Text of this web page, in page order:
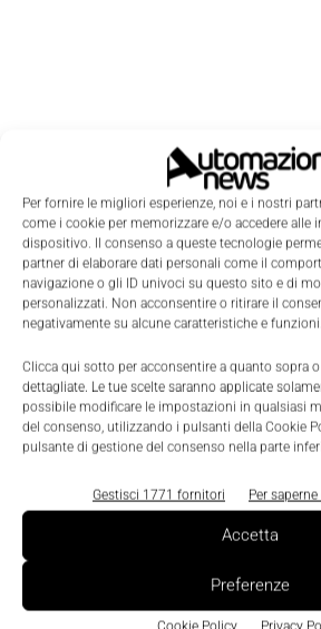
Per fornire le migliori esperienze, noi e i nostri
come i cookie per memorizzare e/o accedere alle
dispositivo. Il consenso a queste tecnologie
partner di elaborare dati personali come il
navigazione o gli ID univoci su questo sito e di
personalizzati. Non acconsentire o ritirare il
negativamente su alcune caratteristiche e funzioni.
Clicca qui sotto per acconsentire a quanto sopra
dettagliate. Le tue scelte saranno applicate
possibile modificare le impostazioni in qualsiasi
del consenso, utilizzando i pulsanti della Cookie
pulsante di gestione del consenso nella parte
Gestisci 1771 fornitori Per
Accetta
Preferenze
Edicola